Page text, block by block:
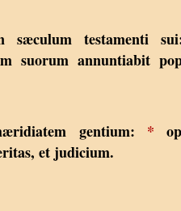
sæculum testamenti
suorum annuntiabit
gentium: *
et judicium.